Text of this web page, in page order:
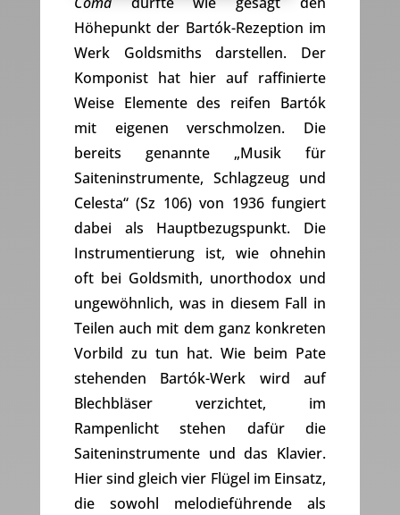
Höhepunkt der Bartók-Rezeption im
Werk Goldsmiths darstellen. Der
Komponist hat hier auf raffinierte
Weise Elemente des reifen Bartók
mit eigenen verschmolzen. Die
bereits genannte „Musik für
Saiteninstrumente, Schlagzeug und
Celesta“ (Sz 106) von 1936 fungiert
dabei als Hauptbezugspunkt. Die
Instrumentierung ist, wie ohnehin
oft bei Goldsmith, unorthodox und
ungewöhnlich, was in diesem Fall in
Teilen auch mit dem ganz konkreten
Vorbild zu tun hat. Wie beim Pate
stehenden Bartók-Werk wird auf
Blechbläser verzichtet, im
Rampenlicht stehen dafür die
Saiteninstrumente und das Klavier.
Hier sind gleich vier Flügel im Einsatz,
die sowohl melodieführende als